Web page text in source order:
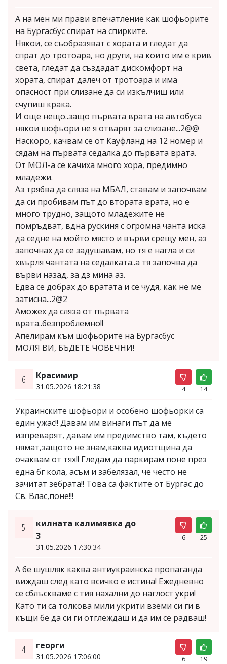
А на мен ми прави впечатление как шофьорите
на Бургасбус спират на спирките.
Някои, се съобразяват с хората и гледат да
спрат до тротоара, но други, на които им е крив
света, гледат да създадат дискомфорт на
хората, спират далеч от тротоара и има
опасност при слизане да си изкълчиш или
счупиш крака.
И още нещо..защо първата врата на автобуса
някои шофьори не я отварят за слизане...2@@
Наскоро, качвам се от Кауфланд на 12 номер и
сядам на първата седалка до първата врата.
От МОЛ-а се качиха много хора, предимно
младежи.
Аз трябва да сляза на МБАЛ, ставам и започвам
да си пробивам път до втората врата, но е
много трудно, защото младежите не
помръдват, вдна рускиня с огромна чанта иска
да седне на мойто място и върви срещу мен, аз
започнах да се задушавам, но тя е нагла и си
хвърля чантата на седалката..а тя започва да
върви назад, за дз мина аз.
Едва се добрах до вратата и се чудя, как не ме
затисна...2@2
Аможех да сляза от първата
врата..безпроблемно!!
Апелирам към шофьорите на Бургасбус
МОЛЯ ВИ, БЪДЕТЕ ЧОВЕЧНИ!
6. Красимир
31.05.2026 18:21:38 4 14
Украинските шофьори и особено шофьорки са
един ужас!! Давам им винаги път да ме
изпреварят, давам им предимство там, където
нямат,защото не знам,каква идиотщина да
очаквам от тях!! Гледам да паркирам поне през
една бг кола, асъм и забелязал, че често не
зачитат зебрата!! Това са фактите от Бургас до
Св. Влас,поне!!!
5.
килната калимявка до
3
31.05.2026 17:30:34
6 25
А бе шушляк каква антиукраинска пропаганда
виждаш след като всичко е истина! Ежедневно
се сблъскваме с тия нахални до наглост укри!
Като ти са толкова мили укрити вземи си ги в
къщи бе да си ги отглеждаш и да им се радваш!
4. георги
31.05.2026 17:06:00 6 19